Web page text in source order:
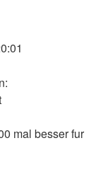
mal besser fur